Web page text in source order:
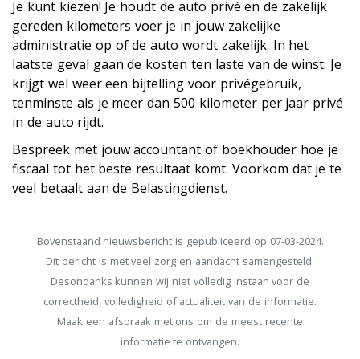
Je kunt kiezen! Je houdt de auto privé en de zakelijk
gereden kilometers voer je in jouw zakelijke
administratie op of de auto wordt zakelijk. In het
laatste geval gaan de kosten ten laste van de winst. Je
krijgt wel weer een bijtelling voor privégebruik,
tenminste als je meer dan 500 kilometer per jaar privé
in de auto rijdt.
Bespreek met jouw accountant of boekhouder hoe je
fiscaal tot het beste resultaat komt. Voorkom dat je te
veel betaalt aan de Belastingdienst.
Bovenstaand nieuwsbericht is gepubliceerd op 07-03-2024.
Dit bericht is met veel zorg en aandacht samengesteld.
Desondanks kunnen wij niet volledig instaan voor de
correctheid, volledigheid of actualiteit van de informatie.
Maak een afspraak met ons om de meest recente
informatie te ontvangen.